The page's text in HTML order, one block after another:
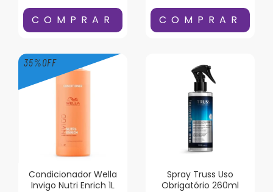
35%OFF
Condicionador Wella
Invigo Nutri Enrich 1L
Spray Truss Uso
Obrigatório 260ml